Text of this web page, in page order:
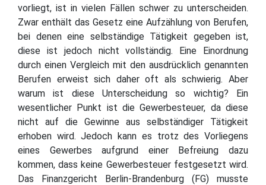
vorliegt, ist in vielen Fällen schwer zu unterscheiden.
Zwar enthält das Gesetz eine Aufzählung von Berufen,
bei denen eine selbständige Tätigkeit gegeben ist,
diese ist jedoch nicht vollständig. Eine Einordnung
durch einen Vergleich mit den ausdrücklich genannten
Berufen erweist sich daher oft als schwierig. Aber
warum ist diese Unterscheidung so wichtig? Ein
wesentlicher Punkt ist die Gewerbesteuer, da diese
nicht auf die Gewinne aus selbständiger Tätigkeit
erhoben wird. Jedoch kann es trotz des Vorliegens
eines Gewerbes aufgrund einer Befreiung dazu
kommen, dass keine Gewerbesteuer festgesetzt wird.
Das Finanzgericht Berlin-Brandenburg (FG) musste